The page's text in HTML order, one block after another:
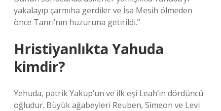
yakalayıp çarmıha gerdiler ve İsa Mesih ölmeden
önce Tanrı’nın huzuruna getirildi.”
Hristiyanlıkta Yahuda
kimdir?
Yehuda, patrik Yakup’un ve ilk eşi Leah’ın dördüncü
oğludur. Büyük ağabeyleri Reuben, Simeon ve Levi